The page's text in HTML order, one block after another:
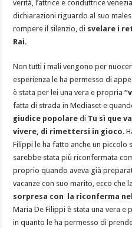
verità, l’attrice e conduttrice
dichiarazioni riguardo al suo
rompere il silenzio, di svelare i
Rai.
Non tutti i mali vengono per
esperienza le ha permesso di
è stata per lei una vera e propria
fatta di strada in Mediaset e
giudice popolare di Tu sì que
vivere, di rimettersi in gioco.
Filippi le ha fatto anche un piccolo
sarebbe stata più riconfermata
proprio quando aveva già
vacanze con suo marito, ecco che
sorpresa con la riconferma
Maria De Filippi è stata una vera e
in quanto le ha permesso di